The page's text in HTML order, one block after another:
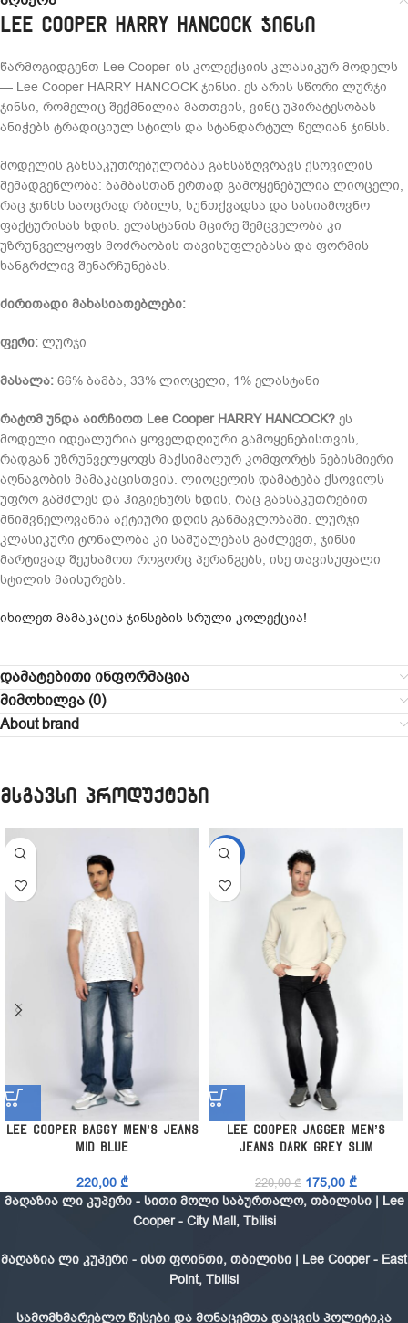
Lee Cooper HARRY HANCOCK ჯინსი
წარმოგიდგენთ Lee Cooper-ის კოლექციის კლასიკურ მოდელს
— Lee Cooper HARRY HANCOCK ჯინსი. ეს არის სწორი ლურჯი
ჯინსი, რომელიც შექმნილია მათთვის, ვინც უპირატესობას
ანიჭებს ტრადიციულ სტილს და სტანდარტულ წელიან ჯინსს.
მოდელის განსაკუთრებულობას განსაზღვრავს ქსოვილის
შემადგენლობა: ბამბასთან ერთად გამოყენებულია ლიოცელი,
რაც ჯინსს საოცრად რბილს, სუნთქვადსა და სასიამოვნო
ფაქტურისას ხდის. ელასტანის მცირე შემცველობა კი
უზრუნველყოფს მოძრაობის თავისუფლებასა და ფორმის
ხანგრძლივ შენარჩუნებას.
ძირითადი მახასიათებლები:
ფერი: ლურჯი
მასალა: 66% ბამბა, 33% ლიოცელი, 1% ელასტანი
რატომ უნდა აირჩიოთ Lee Cooper HARRY HANCOCK? ეს
მოდელი იდეალურია ყოველდღიური გამოყენებისთვის,
რადგან უზრუნველყოფს მაქსიმალურ კომფორტს ნებისმიერი
აღნაგობის მამაკაცისთვის. ლიოცელის დამატება ქსოვილს
უფრო გამძლეს და ჰიგიენურს ხდის, რაც განსაკუთრებით
მნიშვნელოვანია აქტიური დღის განმავლობაში. ლურჯი
კლასიკური ტონალობა კი საშუალებას გაძლევთ, ჯინსი
მარტივად შეუხამოთ როგორც პერანგებს, ისე თავისუფალი
სტილის მაისურებს.
იხილეთ მამაკაცის ჯინსების სრული კოლექცია!
დამატებითი ინფორმაცია
მიმოხილვა (0)
About brand
მსგავსი პროდუქტები
Lee Cooper Baggy Men’s Jeans
Mid Blue
220,00 ₾
-20%
Lee Cooper Jagger Men’s
Jeans Dark Grey Slim
220,00₾ 175,00 ₾
მაღაზია ლი კუპერი - სითი მოლი საბურთალო, თბილისი | Lee
Cooper - City Mall, Tbilisi
მაღაზია ლი კუპერი - ისთ ფოინთი, თბილისი | Lee Cooper - East
Point, Tbilisi
სამომხმარებლო წესები და მონაცემთა დაცვის პოლიტიკა